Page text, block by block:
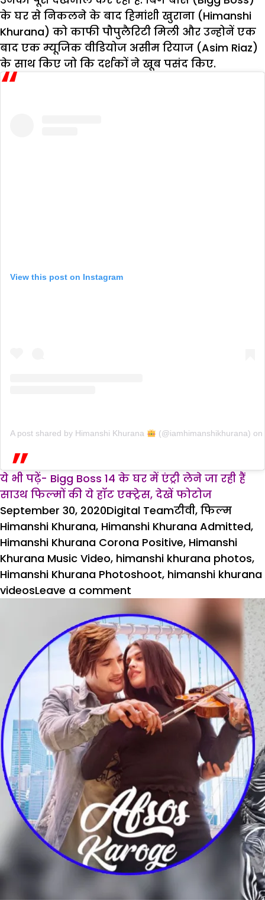
के घर से निकलने के बाद हिमांशी खुराना (Himanshi
Khurana) को काफी पौपुलैरिटी मिली और उन्होनें एक
बाद एक म्यूजिक वीडियोज असीम रियाज (Asim Riaz)
के साथ किए जो कि दर्शकों ने खूब पसंद किए.
View this post on Instagram
A post shared by Himanshi Khurana (@iamhimanshikhurana) on
ये भी पढ़ें- Bigg Boss 14 के घर में एंट्री लेने जा रही हैं
साउथ फिल्मों की ये हॉट एक्ट्रेस, देखें फोटोज
Posted
on
September 30, 2020Author
Digital TeamCategories
टीवी, फिल्मTags
Himanshi Khurana, Himanshi Khurana Admitted,
Himanshi Khurana Corona Positive, Himanshi
Khurana Music Video, himanshi khurana photos,
Himanshi Khurana Photoshoot, himanshi khurana
videosLeave a comment
कोरोना
वायरस
की
वजह
से
बिगड़ी
हिमांशी
खुराना
की
हुईं
एडमिट